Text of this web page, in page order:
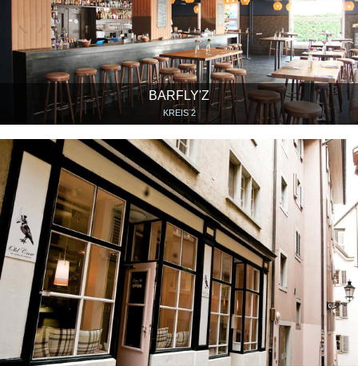
BARFLY'Z
KREIS 2